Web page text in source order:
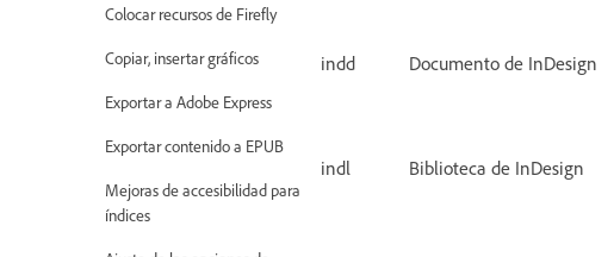
Colocar recursos de Firefly
Copiar, insertar gráficos
Exportar a Adobe Express
Exportar contenido a EPUB
Mejoras de accesibilidad para
índices
indd Documento de InDesign
indl Biblioteca de InDesign